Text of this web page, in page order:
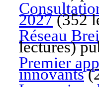
2027(352
Réseau
lectures)
Premier
innovants(